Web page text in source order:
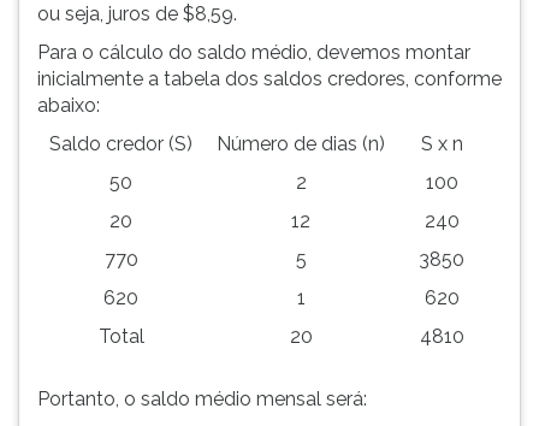
ou seja, juros de $8,59.
Para o cálculo do saldo médio, devemos montar
inicialmente a tabela dos saldos credores, conforme
abaixo:
Saldo credor (S)
Número de dias (n)
S x n
50
2
100
20
12
240
770
5
3850
620
1
620
Total
20 4810
Portanto, o saldo médio mensal será: